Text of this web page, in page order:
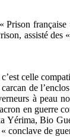
assisté
celle
de
à
en guerre
Bio
conclave de